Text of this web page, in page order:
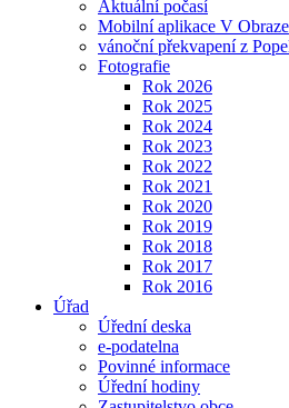
Aktuální počasí
Mobilní aplikace V Obraze
vánoční překvapení z
Fotografie
Rok 2026
Rok 2025
Rok 2024
Rok 2023
Rok 2022
Rok 2021
Rok 2020
Rok 2019
Rok 2018
Rok 2017
Rok 2016
Úřad
Úřední deska
e-podatelna
Povinné informace
Úřední hodiny